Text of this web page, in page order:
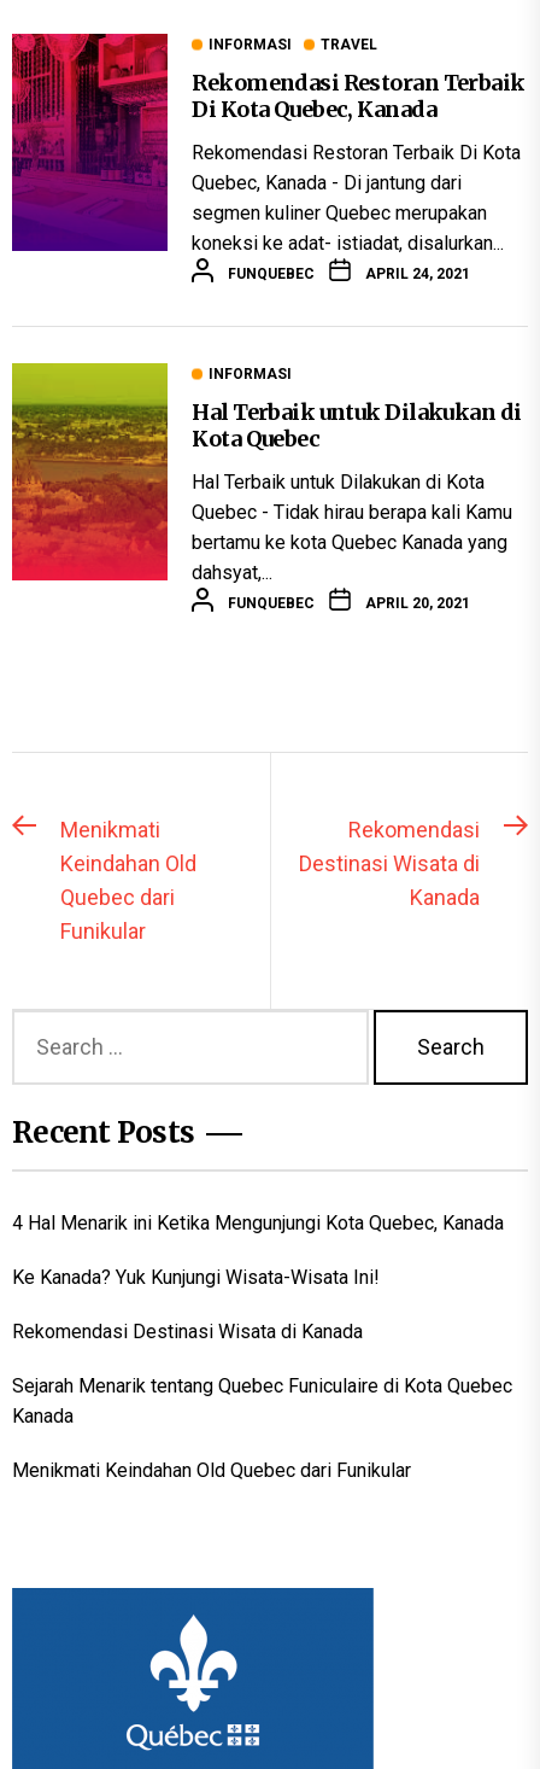
INFORMASI TRAVEL
Rekomendasi Restoran Terbaik
Di Kota Quebec, Kanada
Rekomendasi Restoran Terbaik Di Kota
Quebec, Kanada - Di jantung dari
segmen kuliner Quebec merupakan
koneksi ke adat- istiadat, disalurkan...
FUNQUEBEC APRIL 24, 2021
INFORMASI
Hal Terbaik untuk Dilakukan di
Kota Quebec
Hal Terbaik untuk Dilakukan di Kota
Quebec - Tidak hirau berapa kali Kamu
bertamu ke kota Quebec Kanada yang
dahsyat,...
FUNQUEBEC APRIL 20, 2021
Post
navigation
PreviousMenikmati
Keindahan Old
Quebec dari
Funikular
Rekomendasi
Destinasi Wisata di
Kanada
for:
Recent Posts
4 Hal Menarik ini Ketika Mengunjungi Kota Quebec, Kanada
Ke Kanada? Yuk Kunjungi Wisata-Wisata Ini!
Rekomendasi Destinasi Wisata di Kanada
Sejarah Menarik tentang Quebec Funiculaire di Kota Quebec
Kanada
Menikmati Keindahan Old Quebec dari Funikular